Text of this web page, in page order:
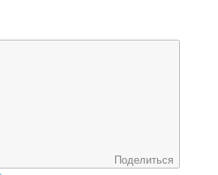
Поделиться